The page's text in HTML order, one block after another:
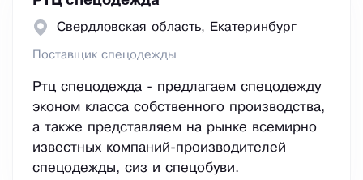
Свердловская область, Екатеринбург
Поставщик спецодежды
Ртц спецодежда - предлагаем спецодежду
эконом класса собственного производства,
а также представляем на рынке всемирно
известных компаний-производителей
спецодежды, сиз и спецобуви.